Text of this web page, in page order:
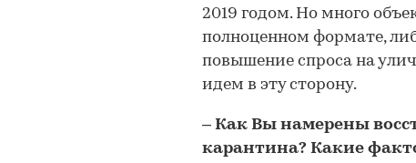
2019 годом. Но много
полноценном формате,
повышение спроса на
идем в эту сторону.
– Как Вы намерены
карантина? Какие